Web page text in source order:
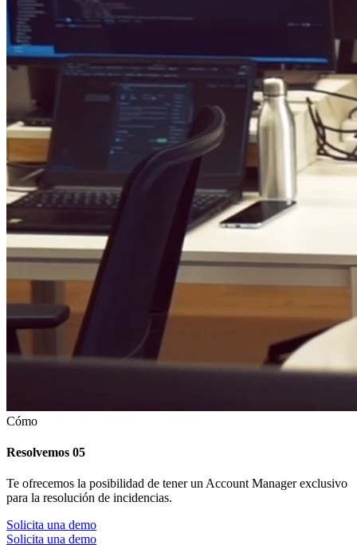
Cómo
Resolvemos 05
Te ofrecemos la posibilidad de tener un Account Manager exclusivo
para la resolución de incidencias.
Solicita una demo
Solicita una demo